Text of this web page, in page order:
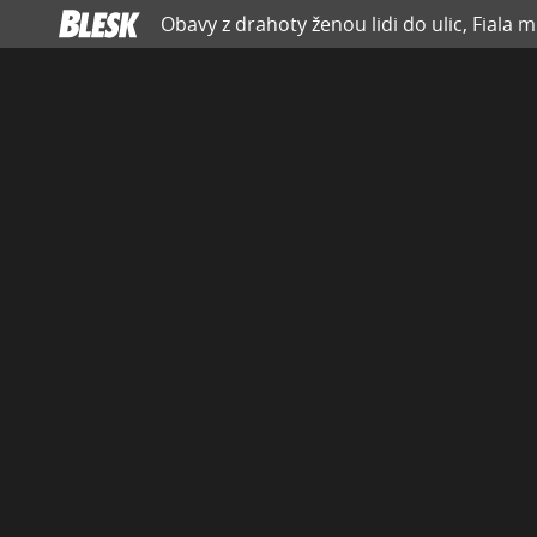
Obavy z drahoty ženou lidi do ulic, Fiala